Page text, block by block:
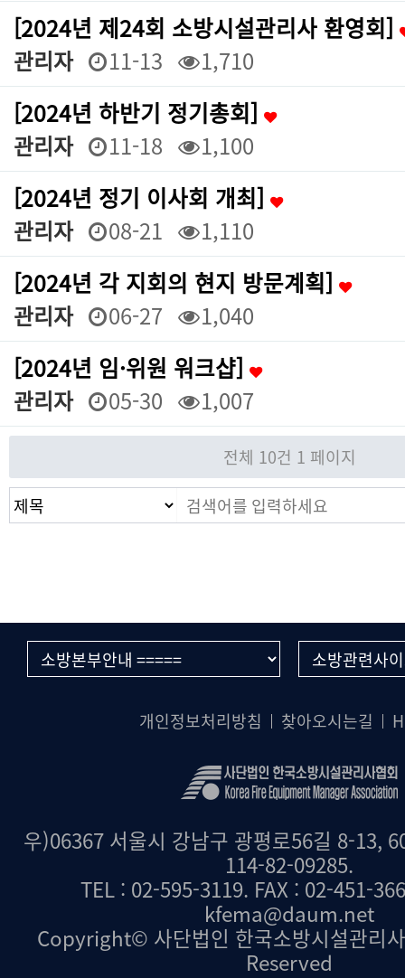
[2024년 제24회 소방시설관리사 환영회]
관리자 11-13 1,710
[2024년 하반기 정기총회]
관리자 11-18 1,100
[2024년 정기 이사회 개최]
관리자 08-21 1,110
[2024년 각 지회의 현지 방문계획]
관리자 06-27 1,040
[2024년 임·위원 워크샵]
관리자 05-30 1,007
전체 10건 1 페이지
개인정보처리방침 찾아오시는길
우)06367 서울시 강남구 광평로56길 8-13,
114-82-09285.
TEL : 02-595-3119. FAX : 02-451-
kfema@daum.net
Copyright© 사단법인 한국소방시설관리
Reserved